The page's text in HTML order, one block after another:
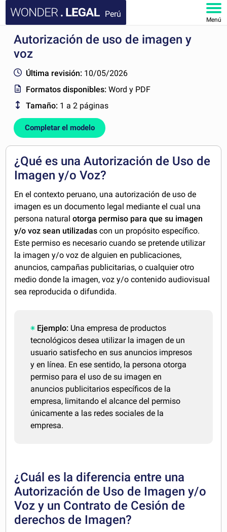
Perú
Menú
INICIO
FAQ
MI CUENTA
Autorización de uso de imagen y
voz
Última revisión: 10/05/2026
Formatos disponibles:Word y PDF
Tamaño: 1 a 2 páginas
Completar el modelo
¿Qué es una Autorización de Uso de
Imagen y/o Voz?
En el contexto peruano, una autorización de uso de
imagen es un documento legal mediante el cual una
persona naturalotorga permiso para que su imagen
y/o voz sean utilizadas con un propósito específico.
Este permiso es necesario cuando se pretende utilizar
la imagen y/o voz de alguien en publicaciones,
anuncios, campañas publicitarias, o cualquier otro
medio donde la imagen, voz y/o contenido audiovisual
sea reproducida o difundida.
Ejemplo: Una empresa de productos
tecnológicos desea utilizar la imagen de un
usuario satisfecho en sus anuncios impresos
y en línea. En ese sentido, la persona otorga
permiso para el uso de su imagen en
anuncios publicitarios específicos de la
empresa, limitando el alcance del permiso
únicamente a las redes sociales de la
empresa.
¿Cuál es la diferencia entre una
Autorización de Uso de Imagen y/o
Voz y un Contrato de Cesión de
derechos de Imagen?